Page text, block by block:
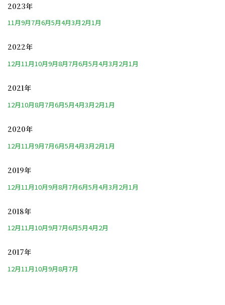
2023年
11月9月7月6月5月4月3月2月1月
2022年
12月11月10月9月8月7月6月5月4月3月2月1月
2021年
12月10月8月7月6月5月4月3月2月1月
2020年
12月11月9月7月6月5月4月3月2月1月
2019年
12月11月10月9月8月7月6月5月4月3月2月1月
2018年
12月11月10月9月7月6月5月4月2月
2017年
12月11月10月9月8月7月